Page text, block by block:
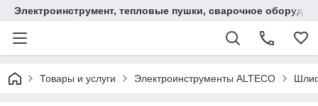
Электроинструмент, тепловые пушки, сварочное
Товары и услуги Электроинструменты ALTECO